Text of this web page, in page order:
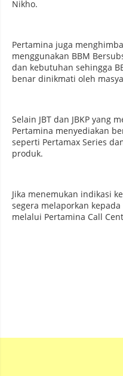
Nikho.
Pertamina juga
menggunakan BBM
dan kebutuhan sehingga
benar dinikmati oleh
Selain JBT dan JBKP yang
Pertamina menyediakan
seperti Pertamax Series
produk.
Jika menemukan indikasi
segera melaporkan
melalui Pertamina Call